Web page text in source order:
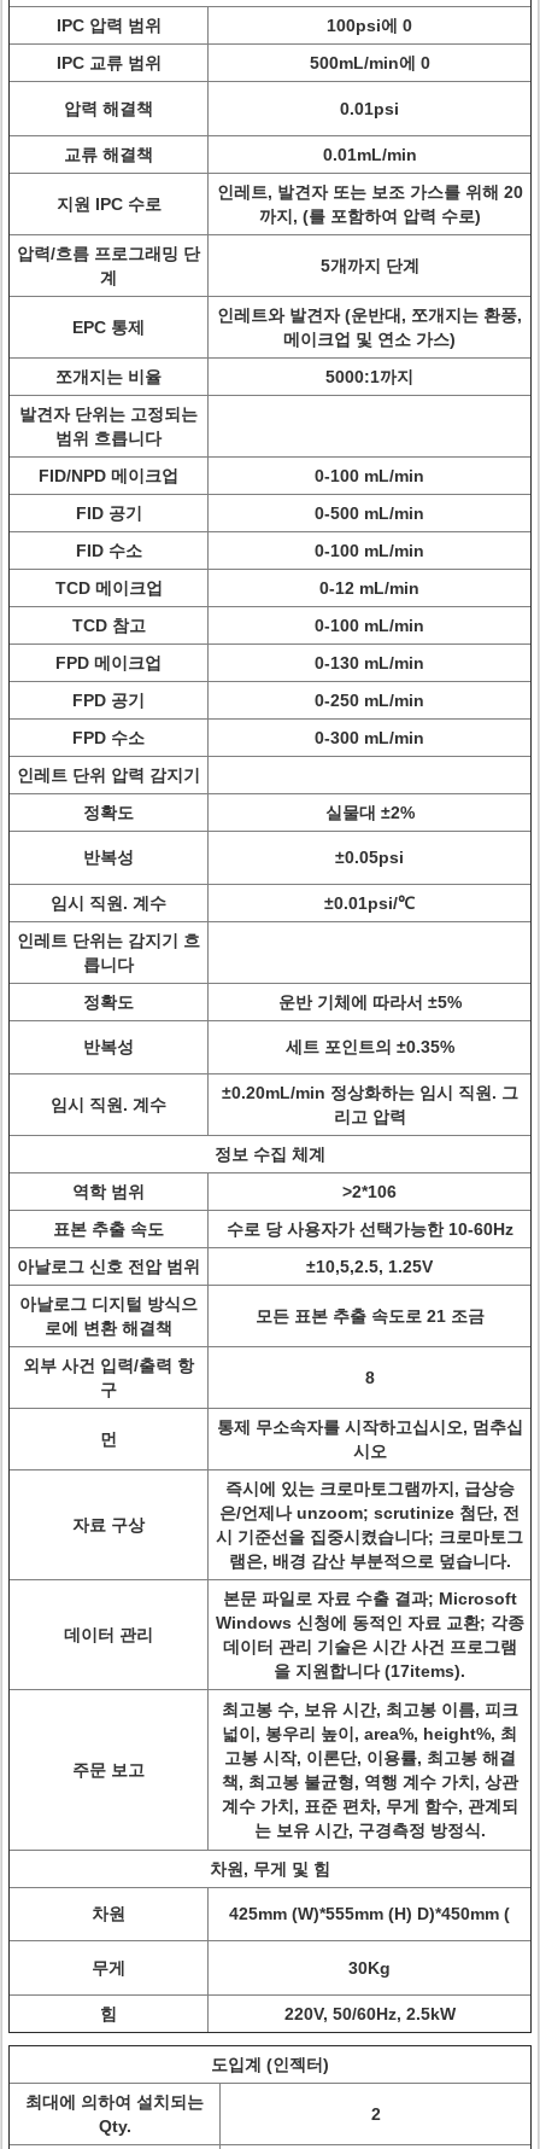
IPC 압력 범위
100psi에 0
IPC 교류 범위
500mL/min에 0
압력 해결책 0.01psi
교류 해결책 0.01mL/min
지원 IPC 수로
인레트, 발견자 또는 보조 가스를 위해 20
까지, (를 포함하여 압력 수로)
압력/흐름 프로그래밍 단
계
5개까지 단계
EPC 통제
인레트와 발견자 (운반대, 쪼개지는 환풍,
메이크업 및 연소 가스)
쪼개지는 비율
5000:1까지
발견자 단위는 고정되는
범위 흐릅니다
FID/NPD 메이크업
0-100 mL/min
FID 공기
0-500 mL/min
FID 수소
0-100 mL/min
TCD 메이크업
0-12 mL/min
TCD 참고
0-100 mL/min
FPD 메이크업
0-130 mL/min
FPD 공기
0-250 mL/min
FPD 수소
0-300 mL/min
인레트 단위 압력 감지기
정확도
실물대 ±2%
반복성 ±0.05psi
임시 직원. 계수
±0.01psi/℃
인레트 단위는 감지기 흐
릅니다
정확도
운반 기체에 따라서 ±5%
반복성 세트 포인트의 ±0.35%
임시 직원. 계수
±0.20mL/min 정상화하는 임시 직원. 그
리고 압력
정보 수집 체계
역학 범위
>2*106
표본 추출 속도
수로 당 사용자가 선택가능한 10-60Hz
아날로그 신호 전압 범위
±10,5,2.5, 1.25V
아날로그 디지털 방식으
로에 변환 해결책
모든 표본 추출 속도로 21 조금
외부 사건 입력/출력 항
구
8
먼
통제 무소속자를 시작하고십시오, 멈추십
시오
자료 구상
즉시에 있는 크로마토그램까지, 급상승
은/언제나 unzoom; scrutinize 첨단, 전
시 기준선을 집중시켰습니다; 크로마토그
램은, 배경 감산 부분적으로 덮습니다.
데이터 관리
본문 파일로 자료 수출 결과; Microsoft
Windows 신청에 동적인 자료 교환; 각종
데이터 관리 기술은 시간 사건 프로그램
을 지원합니다 (17items).
주문 보고
최고봉 수, 보유 시간, 최고봉 이름, 피크
넓이, 봉우리 높이, area%, height%, 최
고봉 시작, 이론단, 이용률, 최고봉 해결
책, 최고봉 불균형, 역행 계수 가치, 상관
계수 가치, 표준 편차, 무게 함수, 관계되
는 보유 시간, 구경측정 방정식.
차원, 무게 및 힘
차원 425mm (W)*555mm (H) D)*450mm (
무게 30Kg
힘 220V, 50/60Hz, 2.5kW
도입계 (인젝터)
최대에 의하여 설치되는
Qty.
2